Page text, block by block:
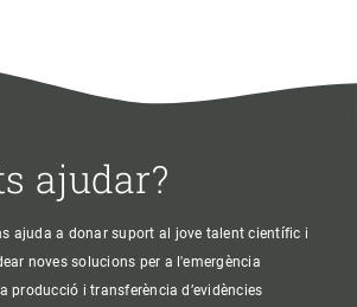
ajudar?
ajuda a donar suport al jove talent científic i
noves solucions per a l'emergència
producció i transferència d’evidències